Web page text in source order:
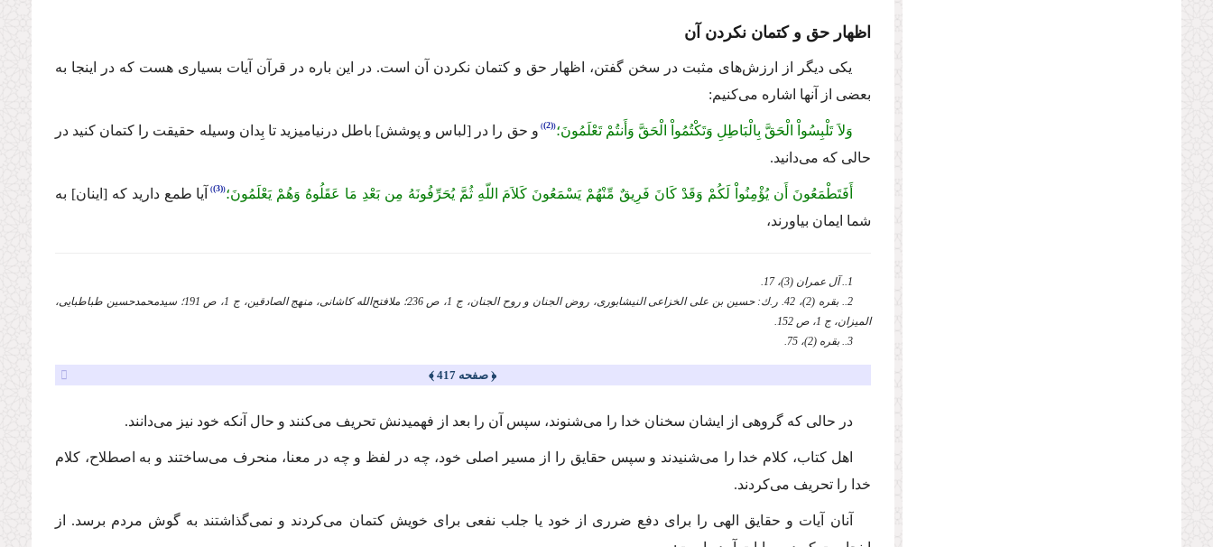
اظهار حق و كتمان نکردن آن
یكی دیگر از ارزش‌های مثبت در سخن گفتن، اظهار حق و كتمان نکردن آن است. در این ‌باره در قرآن آیات بسیاری هست كه در اینجا به
بعضی از آنها اشاره می‌كنیم:
وَلاَ تَلْبِسُواْ الْحَقَّ بِالْبَاطِلِ وَتَكْتُمُواْ الْحَقَّ وَأَنتُمْ تَعْلَمُونَ؛ (2)
و حق را در [لباس و پوشش] باطل درنیامیزید تا بِدان وسیله حقیقت را كتمان كنید در
حالی كه می‌دانید.
أَفَتَطْمَعُونَ أَن یُؤْمِنُواْ لَكُمْ وَقَدْ كَانَ فَرِیقٌ مِّنْهُمْ یَسْمَعُونَ كَلاَمَ اللّهِ ثُمَّ یُحَرِّفُونَهُ مِن بَعْدِ مَا عَقَلُوهُ وَهُمْ یَعْلَمُونَ؛ (3)
آیا طمع دارید كه [اینان] به
شما ایمان بیاورند،
1.. آل عمران (3)، 17.
2.. بقره (2)، 42. ر.ك: حسین بن علی الخزاعی النیشابوری، روض الجنان و روح الجنان، ج 1، ص 236؛ ملافتح‌الله كاشانی، منهج الصادقین، ج 1، ص 191؛ سیدمحمدحسین طباطبایی،
المیزان، ج 1، ص 152.
3.. بقره (2)، 75.
﴿ صفحه 417 ﴾
در حالی كه گروهی از ایشان سخنان خدا را می‌شنوند، سپس آن را بعد از فهمیدنش تحریف می‌كنند و حال آنكه خود نیز می‌دانند.
اهل كتاب، كلام خدا را می‌شنیدند و سپس حقایق را از مسیر اصلی خود، چه در لفظ و چه در معنا، منحرف می‌ساختند و به اصطلاح، كلام
خدا را تحریف می‌كردند.
آنان آیات و حقایق الهی را برای دفع ضرری از خود یا جلب نفعی برای خویش كتمان می‌كردند و نمی‌گذاشتند به گوش مردم برسد. از